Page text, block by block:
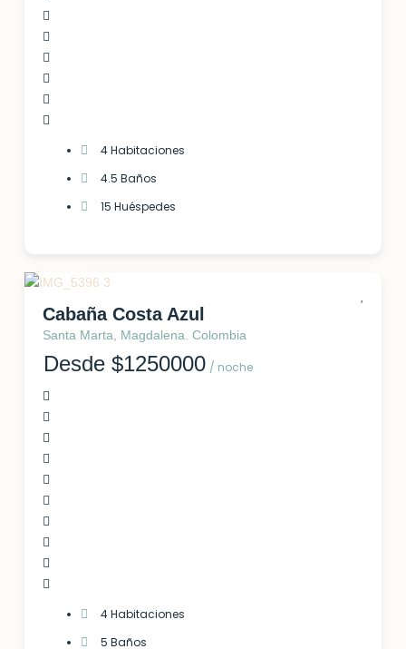
4 Habitaciones
4.5 Baños
15 Huéspedes
Cabaña Costa Azul
Santa Marta, Magdalena. Colombia
Desde $1250000 / noche
4 Habitaciones
5 Baños